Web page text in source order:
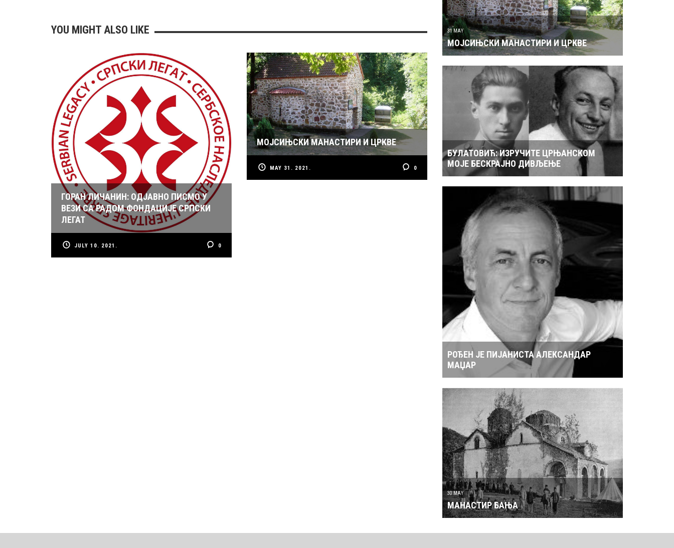
YOU MIGHT ALSO LIKE
ГОРАН ЛИЧАНИН: ОДЈАВНО ПИСМО У
ВЕЗИ СА РАДОМ ФОНДАЦИЈЕ СРПСКИ
ЛЕГАТ
JULY 10. 2021. 0
МОЈСИЊСКИ МАНАСТИРИ И ЦРКВЕ
MAY 31. 2021. 0
31 MAY
МОЈСИЊСКИ МАНАСТИРИ И ЦРКВЕ
БУЛАТОВИЋ: ИЗРУЧИТЕ ЦРЊАНСКОМ
МОЈЕ БЕСКРАЈНО ДИВЉЕЊЕ
РОЂЕН ЈЕ ПИЈАНИСТА АЛЕКСАНДАР
МАЏАР
30 MAY
МАНАСТИР БАЊА